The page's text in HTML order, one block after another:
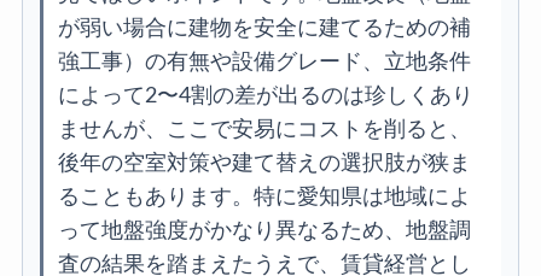
が弱い場合に建物を安全に建てるための補
強工事）の有無や設備グレード、立地条件
によって2〜4割の差が出るのは珍しくあり
ませんが、ここで安易にコストを削ると、
後年の空室対策や建て替えの選択肢が狭ま
ることもあります。特に愛知県は地域によ
って地盤強度がかなり異なるため、地盤調
査の結果を踏まえたうえで、賃貸経営とし